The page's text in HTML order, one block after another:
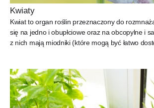
Kwiaty
Kwiat to organ roślin przeznaczony do
się na jedno i obupłciowe oraz na obcopylne i
z nich mają miodniki (które mogą być łatwo